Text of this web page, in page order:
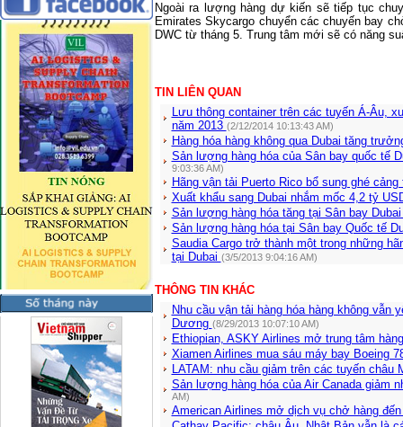
Ngoài ra lượng hàng dự kiến sẽ tiếp tục
Emirates Skycargo chuyển các chuyến bay
DWC từ tháng 5. Trung tâm mới sẽ có năng
TIN LIÊN QUAN
Lưu thông container trên các tuyến Á-Âu,
năm 2013 (2/12/2014 10:13:43 AM)
Hàng hóa hàng không qua Dubai tăng
Sản lượng hàng hóa của Sân bay quốc tế
9:03:36 AM)
Hãng vận tải Puerto Rico bổ sung ghé
Xuất khẩu sang Dubai nhắm mốc 4,2 tỷ
Sản lượng hàng hóa tăng tại Sân bay
Sản lượng hàng hóa tại Sân bay Quốc tế
Saudia Cargo trở thành một trong những
tại Dubai (3/5/2013 9:04:16 AM)
THÔNG TIN KHÁC
Nhu cầu vận tải hàng hóa hàng không vẫn
Dương (8/29/2013 10:07:10 AM)
Ethiopian, ASKY Airlines mở trung tâm
Xiamen Airlines mua sáu máy bay Boeing
LATAM: nhu cầu giảm trên các tuyến châu
Sản lượng hàng hóa của Air Canada giảm
AM)
American Airlines mở dịch vụ chở hàng